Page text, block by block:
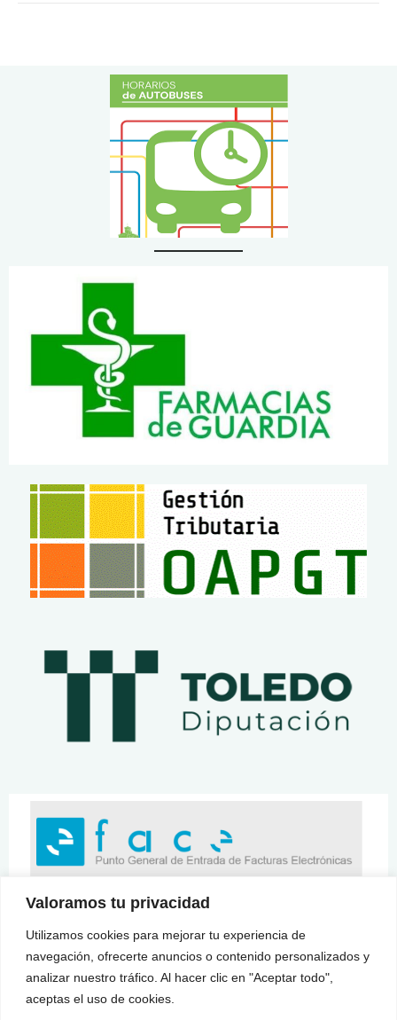
Valoramos tu privacidad
Utilizamos cookies para mejorar tu experiencia de
navegación, ofrecerte anuncios o contenido personalizados y
analizar nuestro tráfico. Al hacer clic en "Aceptar todo",
aceptas el uso de cookies.